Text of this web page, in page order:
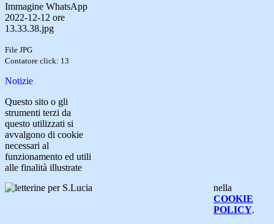
Immagine WhatsApp
2022-12-12 ore
13.33.38.jpg
File JPG
Contatore click: 13
Notizie
Questo sito o gli
strumenti terzi da
questo utilizzati si
avvalgono di cookie
necessari al
funzionamento ed utili
alle finalità illustrate
nella
COOKIE
POLICY.